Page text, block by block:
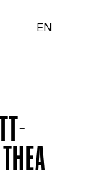
EN